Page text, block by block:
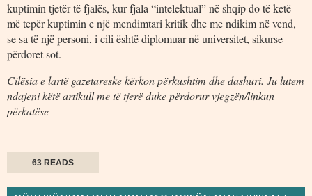
kuptimin tjetër të fjalës, kur fjala “intelektual” në shqip do të ketë
më tepër kuptimin e një mendimtari kritik dhe me ndikim në vend,
se sa të një personi, i cili është diplomuar në universitet, sikurse
përdoret sot.
Cilësia e lartë gazetareske kërkon përkushtim dhe dashuri. Ju lutem
ndajeni këtë artikull me të tjerë duke përdorur vjegzën/linkun
përkatëse
63 READS